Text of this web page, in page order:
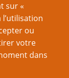
sur «
l’utilisation
ou
votre
dans